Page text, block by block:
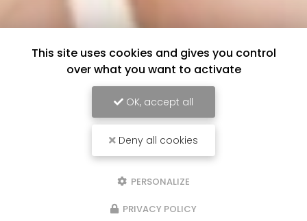
This site uses cookies and gives you control
over what you want to activate
OK, accept all
Deny all cookies
PERSONALIZE
PRIVACY POLICY